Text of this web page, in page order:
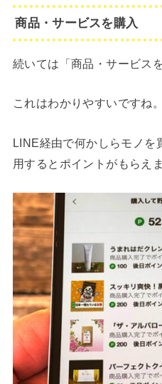
商品・サービスを購入
続いては「商品・サービス
これはわかりやすいですね。
LINE経由で何かしらモノを
用するとポイントがもらえま